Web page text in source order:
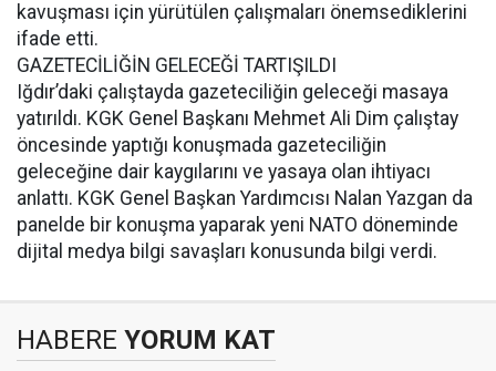
kavuşması için yürütülen çalışmaları önemsediklerini
ifade etti.
GAZETECİLİĞİN GELECEĞİ TARTIŞILDI
Iğdır’daki çalıştayda gazeteciliğin geleceği masaya
yatırıldı. KGK Genel Başkanı Mehmet Ali Dim çalıştay
öncesinde yaptığı konuşmada gazeteciliğin
geleceğine dair kaygılarını ve yasaya olan ihtiyacı
anlattı. KGK Genel Başkan Yardımcısı Nalan Yazgan da
panelde bir konuşma yaparak yeni NATO döneminde
dijital medya bilgi savaşları konusunda bilgi verdi.
HABERE YORUM KAT